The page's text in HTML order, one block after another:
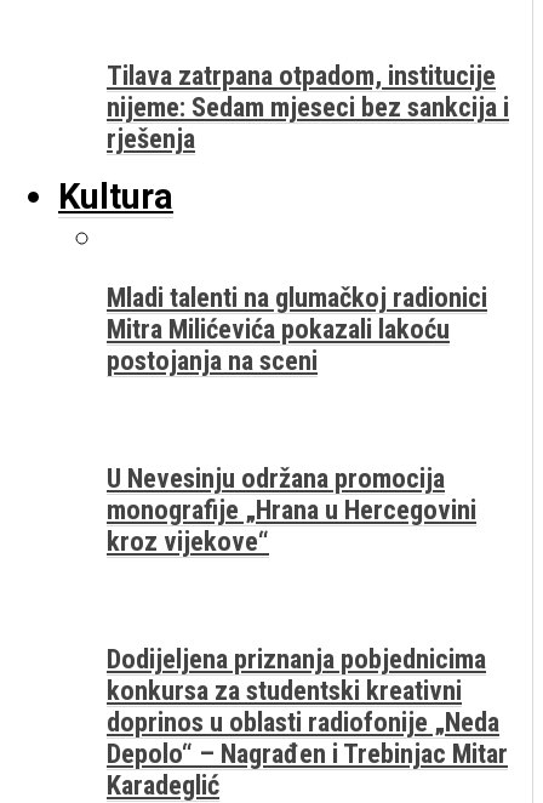
Tilava zatrpana otpadom, institucije
nijeme: Sedam mjeseci bez sankcija i
rješenja
Kultura
Mladi talenti na glumačkoj radionici
Mitra Milićevića pokazali lakoću
postojanja na sceni
U Nevesinju održana promocija
monografije „Hrana u Hercegovini
kroz vijekove“
Dodijeljena priznanja pobjednicima
konkursa za studentski kreativni
doprinos u oblasti radiofonije „Neda
Depolo“ – Nagrađen i Trebinjac Mitar
Karadeglić